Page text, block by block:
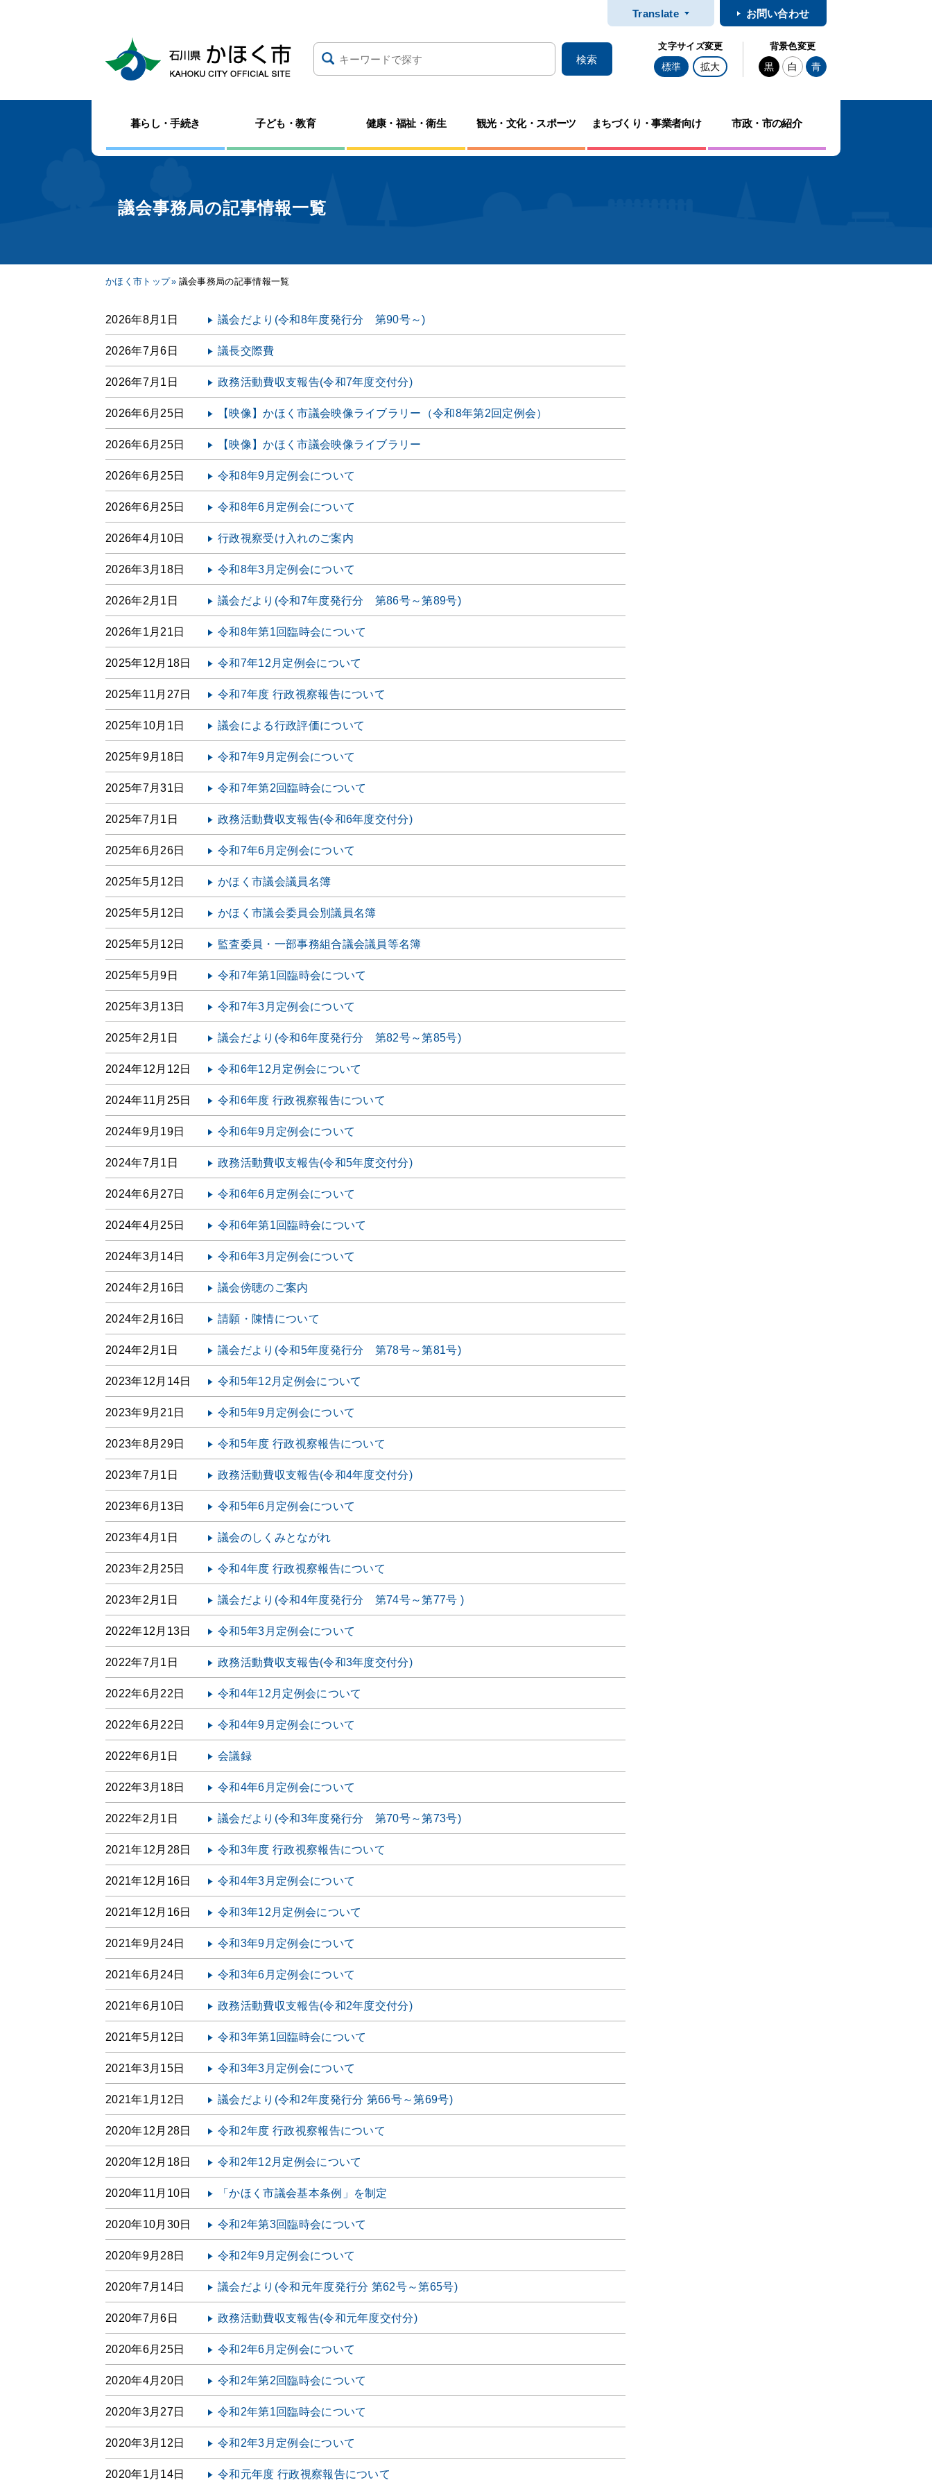
Translate
お問い合わせ
検索
文字サイズ変更
標準 拡大
背景色変更
黒 白 青
暮らし・手続き 子ども・教育 健康・福祉・衛生 観光・文化・スポーツ まちづくり・事業者向け 市政・市の紹介
議会事務局の記事情報一覧
かほく市トップ 議会事務局の記事情報一覧
2026年8月1日 議会だより(令和8年度発行分 第90号～)
2026年7月6日 議長交際費
2026年7月1日 政務活動費収支報告(令和7年度交付分)
2026年6月25日 【映像】かほく市議会映像ライブラリー（令和8年第2回定例会）
2026年6月25日 【映像】かほく市議会映像ライブラリー
2026年6月25日 令和8年9月定例会について
2026年6月25日 令和8年6月定例会について
2026年4月10日 行政視察受け入れのご案内
2026年3月18日 令和8年3月定例会について
2026年2月1日 議会だより(令和7年度発行分 第86号～第89号)
2026年1月21日 令和8年第1回臨時会について
2025年12月18日 令和7年12月定例会について
2025年11月27日 令和7年度 行政視察報告について
2025年10月1日 議会による行政評価について
2025年9月18日 令和7年9月定例会について
2025年7月31日 令和7年第2回臨時会について
2025年7月1日 政務活動費収支報告(令和6年度交付分)
2025年6月26日 令和7年6月定例会について
2025年5月12日 かほく市議会議員名簿
2025年5月12日 かほく市議会委員会別議員名簿
2025年5月12日 監査委員・一部事務組合議会議員等名簿
2025年5月9日 令和7年第1回臨時会について
2025年3月13日 令和7年3月定例会について
2025年2月1日 議会だより(令和6年度発行分 第82号～第85号)
2024年12月12日 令和6年12月定例会について
2024年11月25日 令和6年度 行政視察報告について
2024年9月19日 令和6年9月定例会について
2024年7月1日 政務活動費収支報告(令和5年度交付分)
2024年6月27日 令和6年6月定例会について
2024年4月25日 令和6年第1回臨時会について
2024年3月14日 令和6年3月定例会について
2024年2月16日 議会傍聴のご案内
2024年2月16日 請願・陳情について
2024年2月1日 議会だより(令和5年度発行分 第78号～第81号)
2023年12月14日 令和5年12月定例会について
2023年9月21日 令和5年9月定例会について
2023年8月29日 令和5年度 行政視察報告について
2023年7月1日 政務活動費収支報告(令和4年度交付分)
2023年6月13日 令和5年6月定例会について
2023年4月1日 議会のしくみとながれ
2023年2月25日 令和4年度 行政視察報告について
2023年2月1日 議会だより(令和4年度発行分 第74号～第77号 )
2022年12月13日 令和5年3月定例会について
2022年7月1日 政務活動費収支報告(令和3年度交付分)
2022年6月22日 令和4年12月定例会について
2022年6月22日 令和4年9月定例会について
2022年6月1日 会議録
2022年3月18日 令和4年6月定例会について
2022年2月1日 議会だより(令和3年度発行分 第70号～第73号)
2021年12月28日 令和3年度 行政視察報告について
2021年12月16日 令和4年3月定例会について
2021年12月16日 令和3年12月定例会について
2021年9月24日 令和3年9月定例会について
2021年6月24日 令和3年6月定例会について
2021年6月10日 政務活動費収支報告(令和2年度交付分)
2021年5月12日 令和3年第1回臨時会について
2021年3月15日 令和3年3月定例会について
2021年1月12日 議会だより(令和2年度発行分 第66号～第69号)
2020年12月28日 令和2年度 行政視察報告について
2020年12月18日 令和2年12月定例会について
2020年11月10日 「かほく市議会基本条例」を制定
2020年10月30日 令和2年第3回臨時会について
2020年9月28日 令和2年9月定例会について
2020年7月14日 議会だより(令和元年度発行分 第62号～第65号)
2020年7月6日 政務活動費収支報告(令和元年度交付分)
2020年6月25日 令和2年6月定例会について
2020年4月20日 令和2年第2回臨時会について
2020年3月27日 令和2年第1回臨時会について
2020年3月12日 令和2年3月定例会について
2020年1月14日 令和元年度 行政視察報告について